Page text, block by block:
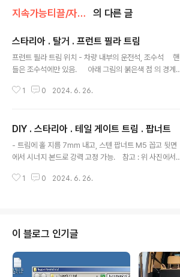
지속가능티끌/자동차 의 다른 글
스타리아 . 탈거 . 프런트 필라 트림
프런트 필라 트림 위치 - 차량 내부의 운전석, 조수석 핸
들은 조수석에만 있음. 아래 그림의 붉은색 점 의 경계
세 리무버 큰거 집어 넣고 팍 당겨서 1차 벌려준다. 아래
고, 백색 플라스틱 부분을 슬라이딩 시켜 빼낸다. 이제 키
는 다뺐기에 잘 벌어진다. 트림 잡고 시계방향으로 비틀면
아래 사진처럼 하단부 먼저 빠진다. 계속 시계 방향으로
탈거 모음스타리아 . 탈거 모음 - 다 벗겨 보자 스타리
1 0 2024. 6. 26.
DIY . 스타리아 . 테일 게이트 트림 . 팝너트
- 트림에 홀 지름 7mm 내고, 스텐 팝너트 M5 꼽고 뒷면
에서 시너지 본드로 강력 고정 가능. 참고 : 위 사진에서
682 DIY . 스타리아 . 테일 게이트 . 조명 , 소형 그물망 수
공하는 분해 조igotit.tistory.com 시너지 본드로 플라
스틱 - 금속 강력 접착 달성됨. 차량 철골에 팝너트, 잭
너트 장착 예 차량 프레임에 팝너트 , 잭너트 달기차량 프
레임에 팝너트 달기 - 아래 사진처럼 차량 프레임에 볼트..
1 0 2024. 6. 26.
이 블로그 인기글